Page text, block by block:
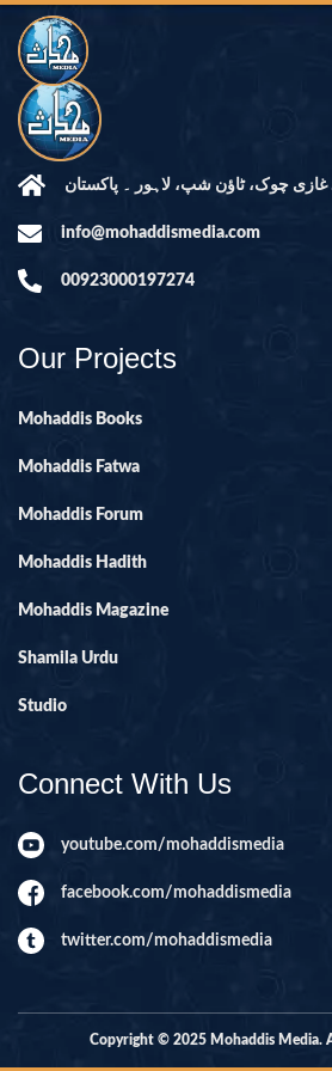
غازی چوک، ٹاؤن شپ، لاہور ۔ پاکستان
info@mohaddismedia.com
00923000197274
Our Projects
Mohaddis Books
Mohaddis Fatwa
Mohaddis Forum
Mohaddis Hadith
Mohaddis Magazine
Shamila Urdu
Studio
Connect With Us
youtube.com/mohaddismedia
facebook.com/mohaddismedia
twitter.com/mohaddismedia
Copyright © 2025 Mohaddis Media.